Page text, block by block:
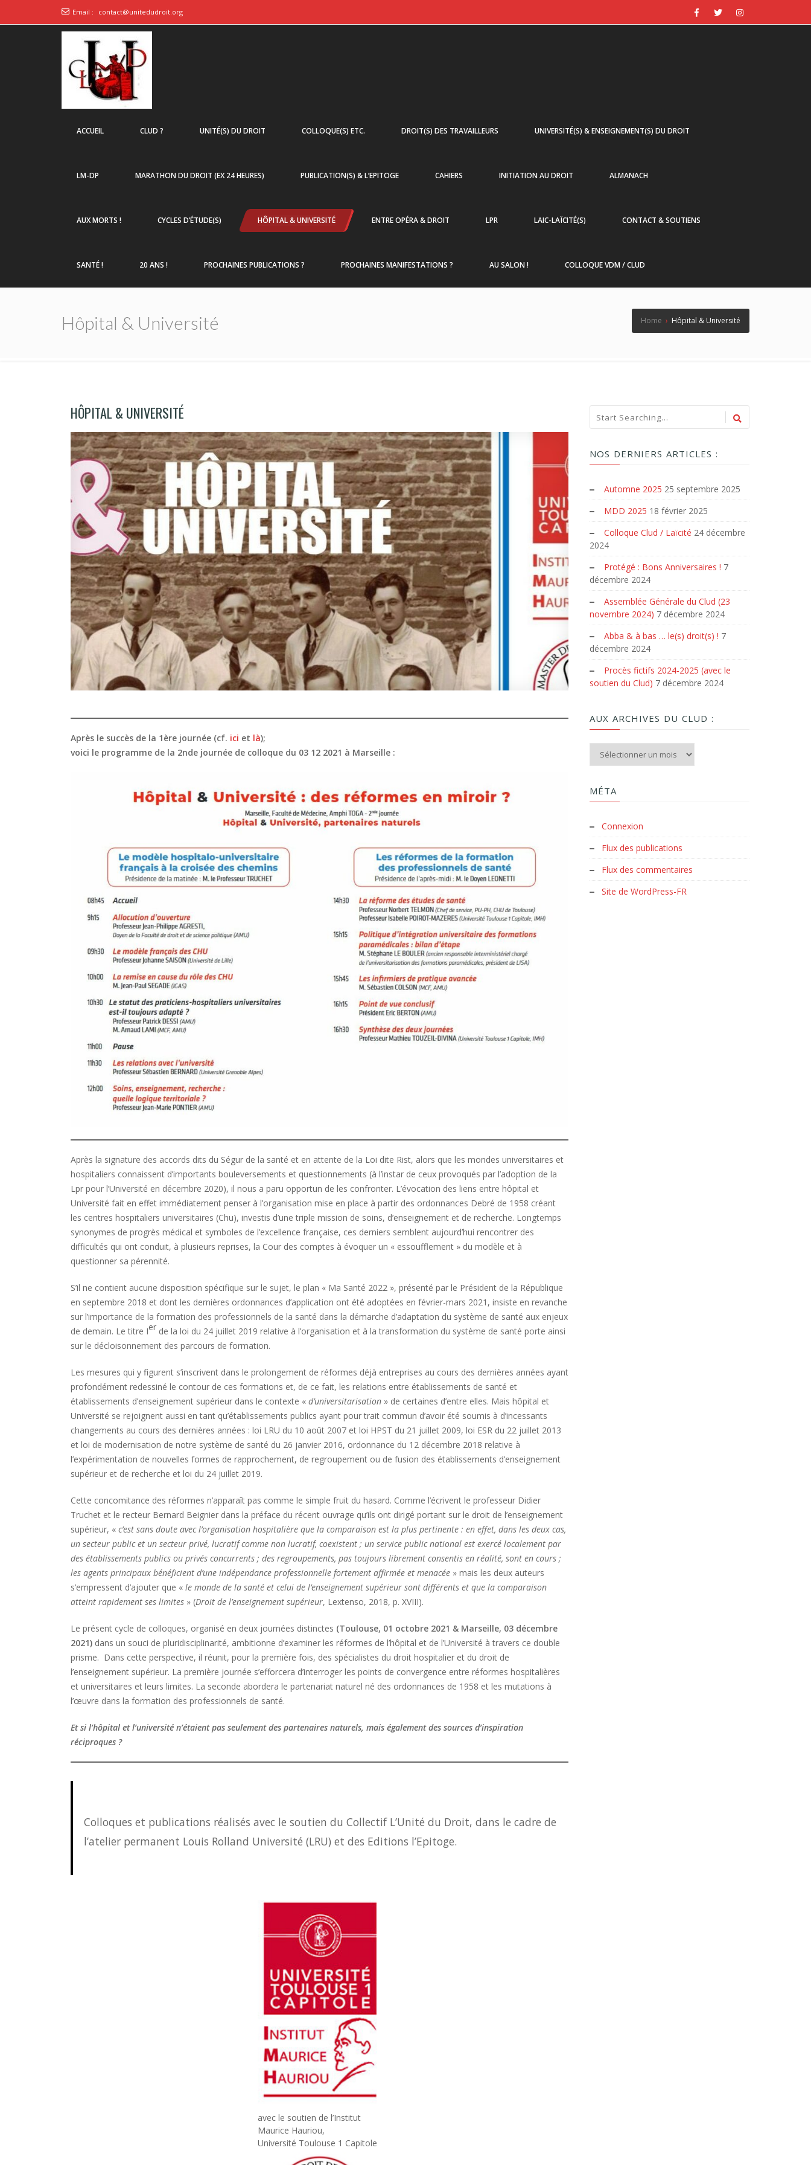
Email : contact@unitedudroit.org
ACCUEIL CLUD ? UNITÉ(S) DU DROIT COLLOQUE(S) ETC. DROIT(S) DES TRAVAILLEURS UNIVERSITÉ(S) & ENSEIGNEMENT(S) DU DROIT
LM-DP MARATHON DU DROIT (EX 24 HEURES) PUBLICATION(S) & L’EPITOGE CAHIERS INITIATION AU DROIT ALMANACH
AUX MORTS ! CYCLES D’ÉTUDE(S) HÔPITAL & UNIVERSITÉ ENTRE OPÉRA & DROIT LPR LAIC-LAÏCITÉ(S) CONTACT & SOUTIENS
SANTÉ ! 20 ANS ! PROCHAINES PUBLICATIONS ? PROCHAINES MANIFESTATIONS ? AU SALON ! COLLOQUE VDM / CLUD
Hôpital & Université Home › Hôpital & Université
HÔPITAL & UNIVERSITÉ
Après le succès de la 1ère journée (cf. ici et là);
voici le programme de la 2nde journée de colloque du 03 12 2021 à Marseille :
Après la signature des accords dits du Ségur de la santé et en attente de la Loi dite Rist, alors que les mondes universitaires et
hospitaliers connaissent d’importants bouleversements et questionnements (à l’instar de ceux provoqués par l’adoption de la
Lpr pour l’Université en décembre 2020), il nous a paru opportun de les confronter. L’évocation des liens entre hôpital et
Université fait en effet immédiatement penser à l’organisation mise en place à partir des ordonnances Debré de 1958 créant
les centres hospitaliers universitaires (Chu), investis d’une triple mission de soins, d’enseignement et de recherche. Longtemps
synonymes de progrès médical et symboles de l’excellence française, ces derniers semblent aujourd’hui rencontrer des
difficultés qui ont conduit, à plusieurs reprises, la Cour des comptes à évoquer un « essoufflement » du modèle et à
questionner sa pérennité.
S’il ne contient aucune disposition spécifique sur le sujet, le plan « Ma Santé 2022 », présenté par le Président de la République
en septembre 2018 et dont les dernières ordonnances d’application ont été adoptées en février-mars 2021, insiste en revanche
sur l’importance de la formation des professionnels de la santé dans la démarche d’adaptation du système de santé aux enjeux
de demain. Le titre Ier de la loi du 24 juillet 2019 relative à l’organisation et à la transformation du système de santé porte ainsi
sur le décloisonnement des parcours de formation.
Les mesures qui y figurent s’inscrivent dans le prolongement de réformes déjà entreprises au cours des dernières années ayant
profondément redessiné le contour de ces formations et, de ce fait, les relations entre établissements de santé et
établissements d’enseignement supérieur dans le contexte « d’universitarisation » de certaines d’entre elles. Mais hôpital et
Université se rejoignent aussi en tant qu’établissements publics ayant pour trait commun d’avoir été soumis à d’incessants
changements au cours des dernières années : loi LRU du 10 août 2007 et loi HPST du 21 juillet 2009, loi ESR du 22 juillet 2013
et loi de modernisation de notre système de santé du 26 janvier 2016, ordonnance du 12 décembre 2018 relative à
l’expérimentation de nouvelles formes de rapprochement, de regroupement ou de fusion des établissements d’enseignement
supérieur et de recherche et loi du 24 juillet 2019.
Cette concomitance des réformes n’apparaît pas comme le simple fruit du hasard. Comme l’écrivent le professeur Didier
Truchet et le recteur Bernard Beignier dans la préface du récent ouvrage qu’ils ont dirigé portant sur le droit de l’enseignement
supérieur, « c’est sans doute avec l’organisation hospitalière que la comparaison est la plus pertinente : en effet, dans les deux cas,
un secteur public et un secteur privé, lucratif comme non lucratif, coexistent ; un service public national est exercé localement par
des établissements publics ou privés concurrents ; des regroupements, pas toujours librement consentis en réalité, sont en cours ;
les agents principaux bénéficient d’une indépendance professionnelle fortement affirmée et menacée » mais les deux auteurs
s’empressent d’ajouter que « le monde de la santé et celui de l’enseignement supérieur sont différents et que la comparaison
atteint rapidement ses limites » (Droit de l’enseignement supérieur, Lextenso, 2018, p. XVIII).
Le présent cycle de colloques, organisé en deux journées distinctes (Toulouse, 01 octobre 2021 & Marseille, 03 décembre
2021) dans un souci de pluridisciplinarité, ambitionne d’examiner les réformes de l’hôpital et de l’Université à travers ce double
prisme. Dans cette perspective, il réunit, pour la première fois, des spécialistes du droit hospitalier et du droit de
l’enseignement supérieur. La première journée s’efforcera d’interroger les points de convergence entre réformes hospitalières
et universitaires et leurs limites. La seconde abordera le partenariat naturel né des ordonnances de 1958 et les mutations à
l’œuvre dans la formation des professionnels de santé.
Et si l’hôpital et l’université n’étaient pas seulement des partenaires naturels, mais également des sources d’inspiration
réciproques ?
Colloques et publications réalisés avec le soutien du Collectif L’Unité du Droit, dans le cadre de
l’atelier permanent Louis Rolland Université (LRU) et des Editions l’Epitoge.
avec le soutien de l’Institut
Maurice Hauriou,
Université Toulouse 1 Capitole
NOS DERNIERS ARTICLES :
Automne 2025 25 septembre 2025
MDD 2025 18 février 2025
Colloque Clud / Laïcité 24 décembre
2024
Protégé : Bons Anniversaires ! 7
décembre 2024
Assemblée Générale du Clud (23
novembre 2024) 7 décembre 2024
Abba & à bas … le(s) droit(s) ! 7
décembre 2024
Procès fictifs 2024-2025 (avec le
soutien du Clud) 7 décembre 2024
AUX ARCHIVES DU CLUD :
Aux archives du Clud :
MÉTA
Connexion
Flux des publications
Flux des commentaires
Site de WordPress-FR